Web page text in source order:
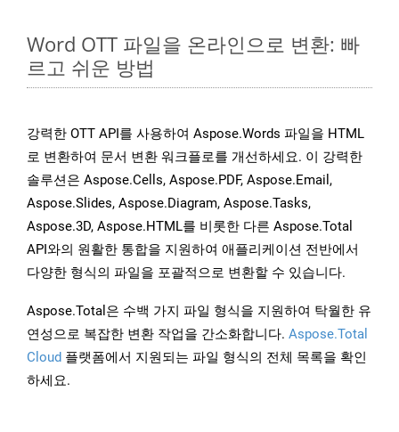
Word OTT 파일을 온라인으로 변환: 빠
르고 쉬운 방법
강력한 OTT API를 사용하여 Aspose.Words 파일을 HTML
로 변환하여 문서 변환 워크플로를 개선하세요. 이 강력한
솔루션은 Aspose.Cells, Aspose.PDF, Aspose.Email,
Aspose.Slides, Aspose.Diagram, Aspose.Tasks,
Aspose.3D, Aspose.HTML를 비롯한 다른 Aspose.Total
API와의 원활한 통합을 지원하여 애플리케이션 전반에서
다양한 형식의 파일을 포괄적으로 변환할 수 있습니다.
Aspose.Total은 수백 가지 파일 형식을 지원하여 탁월한 유
연성으로 복잡한 변환 작업을 간소화합니다. Aspose.Total
Cloud 플랫폼에서 지원되는 파일 형식의 전체 목록을 확인
하세요.